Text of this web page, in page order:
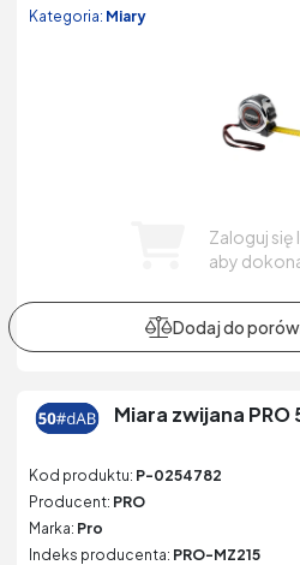
Kategoria: Miary
Zaloguj się
aby
Miara zwijana PRO
Kod produktu: P-0254782
Producent: PRO
Marka: Pro
Indeks producenta: PRO-MZ215